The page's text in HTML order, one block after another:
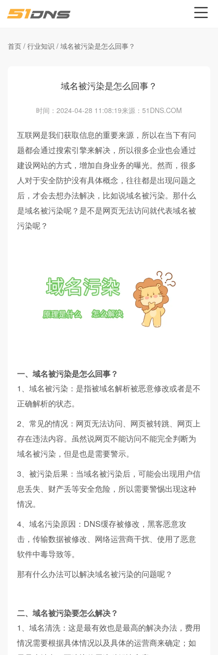
首页 / 行业知识 / 域名被污染是怎么回事？
域名被污染是怎么回事？
时间：2024-04-28 11:08:19来源：51DNS.COM
互联网是我们获取信息的重要来源，所以在当下有问
题都会通过搜索引擎来解决，所以很多企业也会通过
建设网站的方式，增加自身业务的曝光。然而，很多
人对于安全防护没有具体概念，往往都是出现问题之
后，才会去想办法解决，比如说域名被污染。那什么
是域名被污染呢？是不是网页无法访问就代表域名被
污染呢？
一、域名被污染是怎么回事？
1、域名被污染：是指被域名解析被恶意修改或者是不
正确解析的状态。
2、常见的情况：网页无法访问、网页被转跳、网页上
存在违法内容。虽然说网页不能访问不能完全判断为
域名被污染，但是也是需要警示。
3、被污染后果：当域名被污染后，可能会出现用户信
息丢失、财产丢等安全危险，所以需要警惕出现这种
情况。
4、域名污染原因：DNS缓存被修改，黑客恶意攻
击，传输数据被修改、网络运营商干扰、使用了恶意
软件中毒导致等。
那有什么办法可以解决域名被污染的问题呢？
二、域名被污染要怎么解决？
1、域名清洗：这是最有效也是最高的解决办法，费用
情况需要根据具体情况以及具体的运营商来确定；如